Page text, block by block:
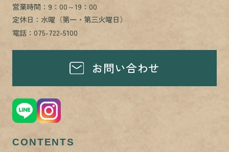
営業時間：9：00～19：00
定休日：水曜（第一・第三火曜日）
電話：075-722-5100
お問い合わせ
CONTENTS